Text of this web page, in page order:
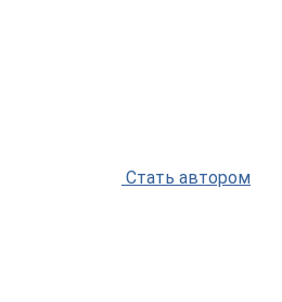
Стать автором